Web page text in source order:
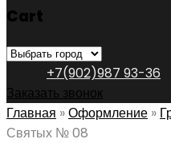
Cart
+7(902)987 93-36
Заказать звонок
Главная »Оформление »
Святых № 08